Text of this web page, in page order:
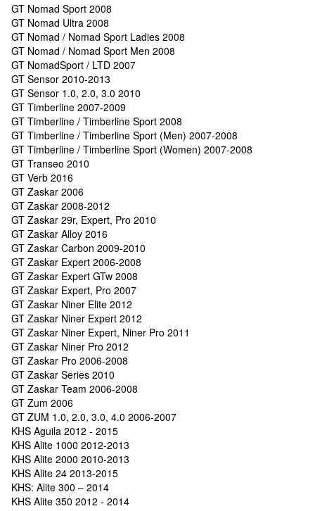
GT Nomad Sport 2008
GT Nomad Ultra 2008
GT Nomad / Nomad Sport Ladies 2008
GT Nomad / Nomad Sport Men 2008
GT NomadSport / LTD 2007
GT Sensor 2010-2013
GT Sensor 1.0, 2.0, 3.0 2010
GT Timberline 2007-2009
GT Timberline / Timberline Sport 2008
GT Timberline / Timberline Sport (Men) 2007-2008
GT Timberline / Timberline Sport (Women) 2007-2008
GT Transeo 2010
GT Verb 2016
GT Zaskar 2006
GT Zaskar 2008-2012
GT Zaskar 29r, Expert, Pro 2010
GT Zaskar Alloy 2016
GT Zaskar Carbon 2009-2010
GT Zaskar Expert 2006-2008
GT Zaskar Expert GTw 2008
GT Zaskar Expert, Pro 2007
GT Zaskar Niner Elite 2012
GT Zaskar Niner Expert 2012
GT Zaskar Niner Expert, Niner Pro 2011
GT Zaskar Niner Pro 2012
GT Zaskar Pro 2006-2008
GT Zaskar Series 2010
GT Zaskar Team 2006-2008
GT Zum 2006
GT ZUM 1.0, 2.0, 3.0, 4.0 2006-2007
KHS Aguila 2012 - 2015
KHS Alite 1000 2012-2013
KHS Alite 2000 2010-2013
KHS Alite 24 2013-2015
KHS: Alite 300 – 2014
KHS Alite 350 2012 - 2014